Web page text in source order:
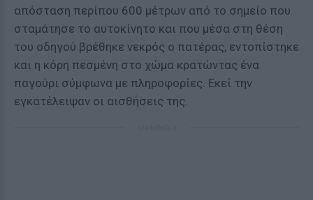
απόσταση περίπου 600 μέτρων από το σημείο που
σταμάτησε το αυτοκίνητο και που μέσα στη θέση
του οδηγού βρέθηκε νεκρός ο πατέρας, εντοπίστηκε
και η κόρη πεσμένη στο χώμα κρατώντας ένα
παγούρι σύμφωνα με πληροφορίες. Εκεί την
εγκατέλειψαν οι αισθήσεις της.